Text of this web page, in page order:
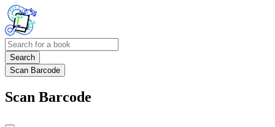
Search
Scan Barcode
Scan Barcode